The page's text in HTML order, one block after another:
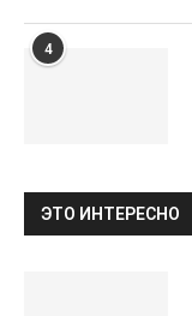
4
ЭТО ИНТЕРЕСНО